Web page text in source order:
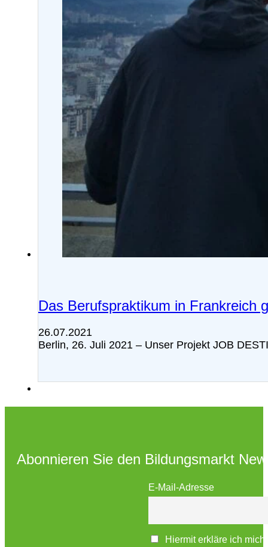
Das Berufspraktikum in Frankreich
26.07.2021
Berlin, 26. Juli 2021 – Unser Projekt JOB
Abonnieren Sie den Bildungsmarkt
E-Mail-Adresse
Hiermit erkläre ich